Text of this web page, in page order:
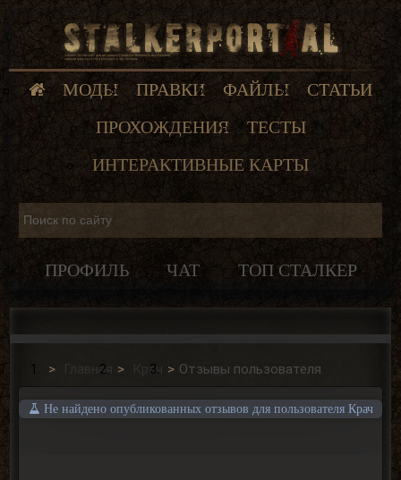
МОДЫ ПРАВКИ ФАЙЛЫ
СТАТЬИ
ПРОХОЖДЕНИЯ
ТЕСТЫ
ИНТЕРАКТИВНЫЕ КАРТЫ
ПРОФИЛЬ ЧАТ ТОП СТАЛКЕР
Главная Крач Отзывы пользователя
Не найдено опубликованных отзывов для пользователя Крач